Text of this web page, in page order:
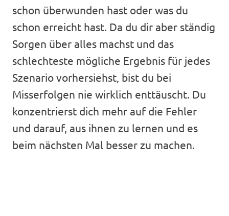
schon überwunden hast oder was du
schon erreicht hast. Da du dir aber ständig
Sorgen über alles machst und das
schlechteste mögliche Ergebnis für jedes
Szenario vorhersiehst, bist du bei
Misserfolgen nie wirklich enttäuscht. Du
konzentrierst dich mehr auf die Fehler
und darauf, aus ihnen zu lernen und es
beim nächsten Mal besser zu machen.